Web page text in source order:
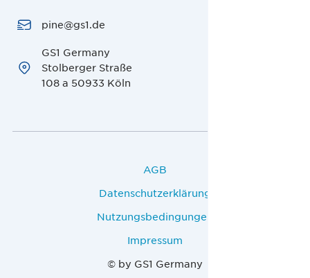
pine@gs1.de
GS1 Germany
Stolberger Straße
108 a 50933 Köln
AGB
Datenschutzerklärung
Nutzungsbedingungen
Impressum
© by GS1 Germany